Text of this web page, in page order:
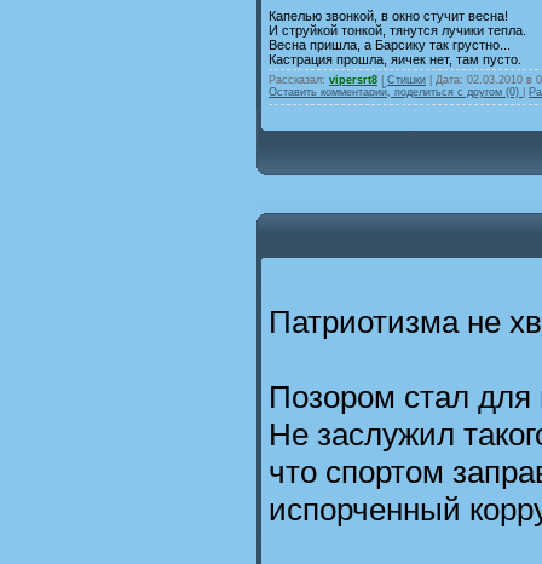
Капелью звонкой, в окно стучит весна!
И струйкой тонкой, тянутся лучики тепла.
Весна пришла, а Барсику так грустно...
Кастрация прошла, яичек нет, там пусто.
Рассказал: vipersrt8 Стишки | Дата: 02.03.2010 в
Оставить комментарий, поделиться с другом (0)
Патриотизма не
Позором стал для
Не заслужил
что спортом
испорченный